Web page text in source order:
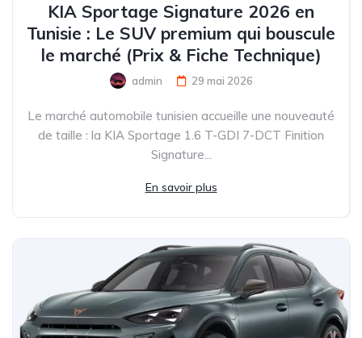
KIA Sportage Signature 2026 en
Tunisie : Le SUV premium qui bouscule
le marché (Prix & Fiche Technique)
admin 29 mai 2026
Le marché automobile tunisien accueille une nouveauté
de taille : la KIA Sportage 1.6 T-GDI 7-DCT Finition
Signature...
En savoir plus